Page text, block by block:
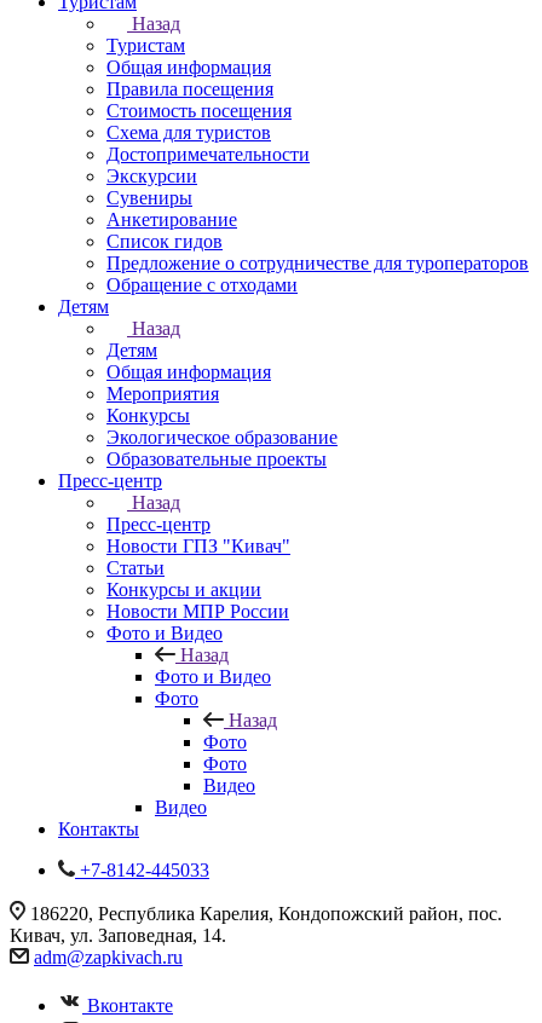
Назад
Туристам
Общая информация
Правила посещения
Стоимость посещения
Схема для туристов
Достопримечательности
Экскурсии
Сувениры
Анкетирование
Список гидов
Предложение о сотрудничестве для туроператоров
Обращение с отходами
Детям
Назад
Детям
Общая информация
Мероприятия
Конкурсы
Экологическое образование
Образовательные проекты
Пресс-центр
Назад
Пресс-центр
Новости ГПЗ "Кивач"
Статьи
Конкурсы и акции
Новости МПР России
Фото и Видео
Назад
Фото и Видео
Фото
Назад
Фото
Фото
Видео
Видео
Контакты
+7-8142-445033
186220, Республика Карелия, Кондопожский район, пос.
Кивач, ул. Заповедная, 14.
adm@zapkivach.ru
Вконтакте